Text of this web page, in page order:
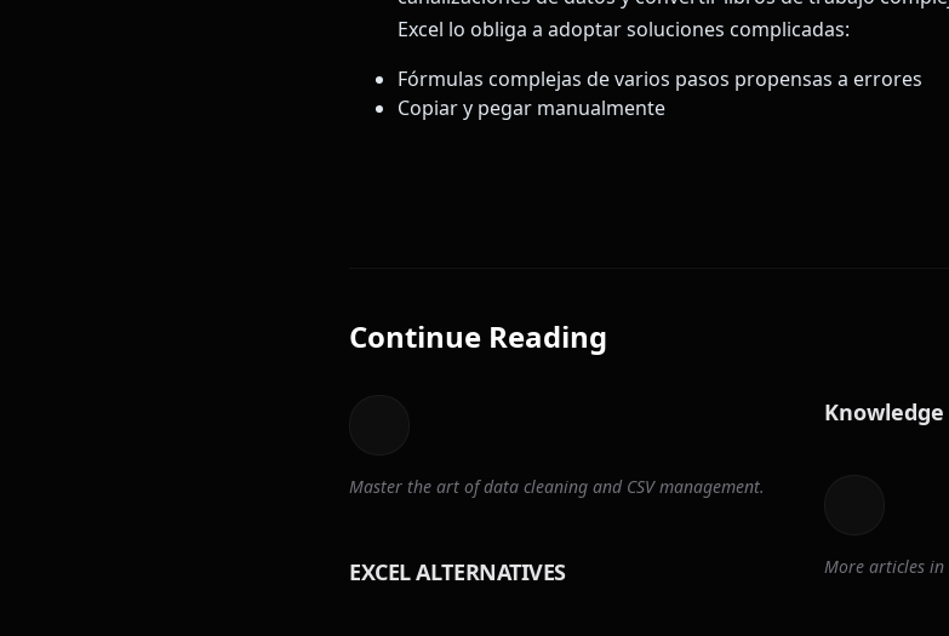
Excel lo obliga a adoptar soluciones complicadas:
Fórmulas complejas de varios pasos propensas a errores
Copiar y pegar manualmente
Continue Reading
Master the art of data cleaning and CSV management.
EXCEL ALTERNATIVES More articles